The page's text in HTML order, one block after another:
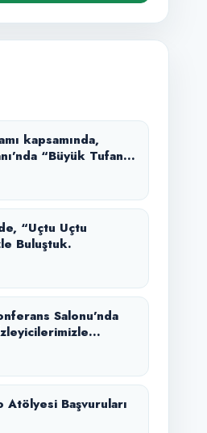
kapsamında,
“Büyük Tufan”
“Uçtu Uçtu
Buluştuk.
Salonu’nda